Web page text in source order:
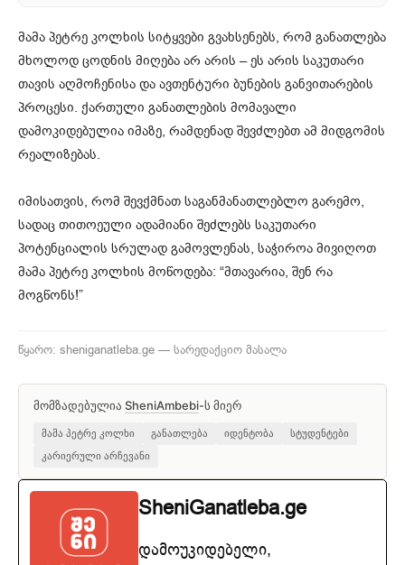
მამა პეტრე კოლხის სიტყვები გვახსენებს, რომ განათლება
მხოლოდ ცოდნის მიღება არ არის – ეს არის საკუთარი
თავის აღმოჩენისა და ავთენტური ბუნების განვითარების
პროცესი. ქართული განათლების მომავალი
დამოკიდებულია იმაზე, რამდენად შევძლებთ ამ მიდგომის
რეალიზებას.
იმისათვის, რომ შევქმნათ საგანმანათლებლო გარემო,
სადაც თითოეული ადამიანი შეძლებს საკუთარი
პოტენციალის სრულად გამოვლენას, საჭიროა მივიღოთ
მამა პეტრე კოლხის მოწოდება: “მთავარია, შენ რა
მოგწონს!”
წყარო: sheniganatleba.ge — სარედაქციო მასალა
მომზადებულია SheniAmbebi-ს მიერ
მამა პეტრე კოლხი განათლება იდენტობა
სტუდენტები
კარიერული არჩევანი
SheniGanatleba.ge
დამოუკიდებელი,